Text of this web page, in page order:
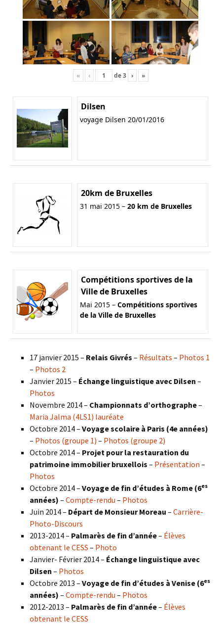
« ‹ de3 › »
Dilsen
voyage Dilsen 20/01/2016
20km de Bruxelles
31 mai 2015 – 20 km de Bruxelles
Compétitions sportives de la
Ville de Bruxelles
Mai 2015 – Compétitions sportives
de la Ville de Bruxelles
17 janvier 2015 – Relais Givrés – Résultats – Photos 1
– Photos 2
Janvier 2015 – Échange linguistique avec Dilsen –
Photos
Novembre 2014 – Championnats d’orthographe–
Maria Jalma (4LS1) lauréate
Octobre 2014 – Voyage scolaire à Paris (4e années)
– Photos (groupe 1) – Photos (groupe 2)
Octobre 2014 – Projet pour la restauration du
patrimoine immobilier bruxellois – Présentation –
Photos
Octobre 2014 – Voyage de fin d’études à Rome (6es
années) – Compte-rendu – Photos
Juin 2014 – Départ de Monsieur Moreau – Carrière-
Photo-Discours
2013-2014 – Palmarès de fin d’année– Élèves
obtenant le CESS – Photo
Janvier- Février 2014 – Échange linguistique avec
Dilsen – Photos
Octobre 2013 – Voyage de fin d’études à Venise (6es
années) – Compte-rendu – Photos
2012-2013 – Palmarès de fin d’année– Élèves
obtenant le CESS